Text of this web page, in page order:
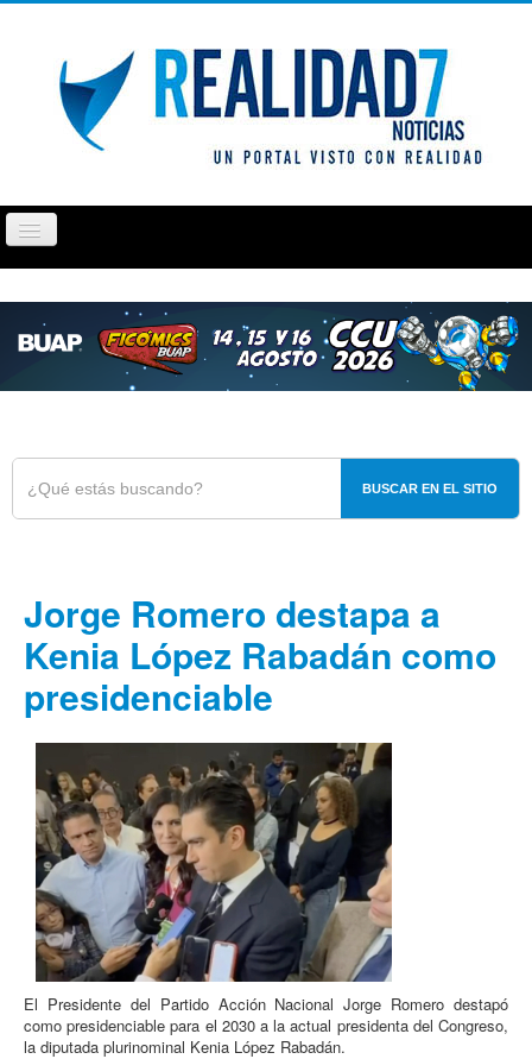
Cambiar
navegación
PUEBLA TLAXCALA OPINIÓN
BUSCAR EN EL SITIO
Jorge Romero destapa a
Kenia López Rabadán como
presidenciable
El Presidente del Partido Acción Nacional Jorge Romero destapó
como presidenciable para el 2030 a la actual presidenta del Congreso,
la diputada plurinominal Kenia López Rabadán.